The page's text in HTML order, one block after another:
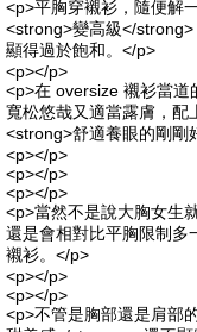
<p>平胸穿襯衫，隨便解
<strong>變高級</strong>
顯得過於飽和。</p>
<p></p>
<p>在 oversize 襯衫當道
寬松悠哉又適當露膚，配
<strong>舒適養眼的剛剛
<p></p>
<p></p>
<p></p>
<p>當然不是說大胸女生
還是會相對比平胸限制多
襯衫。</p>
<p></p>
<p></p>
<p>不管是胸部還是肩部